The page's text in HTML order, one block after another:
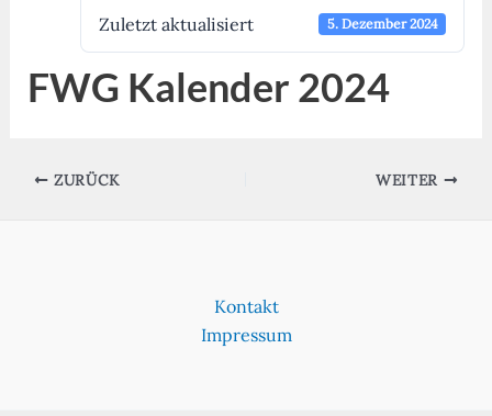
Zuletzt aktualisiert 5. Dezember 2024
FWG Kalender 2024
ZURÜCK WEITER
Kontakt
Impressum